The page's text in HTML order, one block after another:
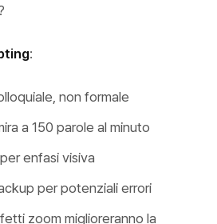
:
non formale
a 150 parole al minuto
enfasi visiva
per potenziali errori
zoom miglioreranno la